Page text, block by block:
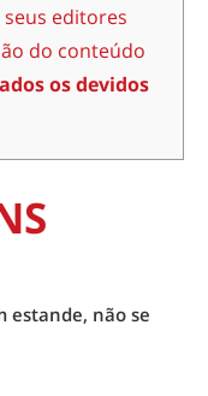
editores
do conteúdo
os devidos
estande, não se